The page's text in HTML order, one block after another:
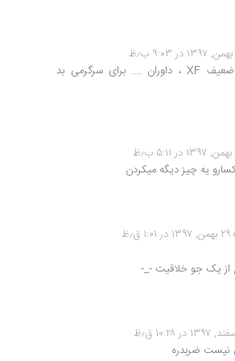
کپی بسیار ضعیف XF ، داوران …. برای سرگرمی بد
یه چیز دیگه میکردن
۲۹ بهمن, ۱۳۹۷ در ۱:۰۱ ق٫ظ
از یک جو خلاقیت -_-
نیست ضربدره